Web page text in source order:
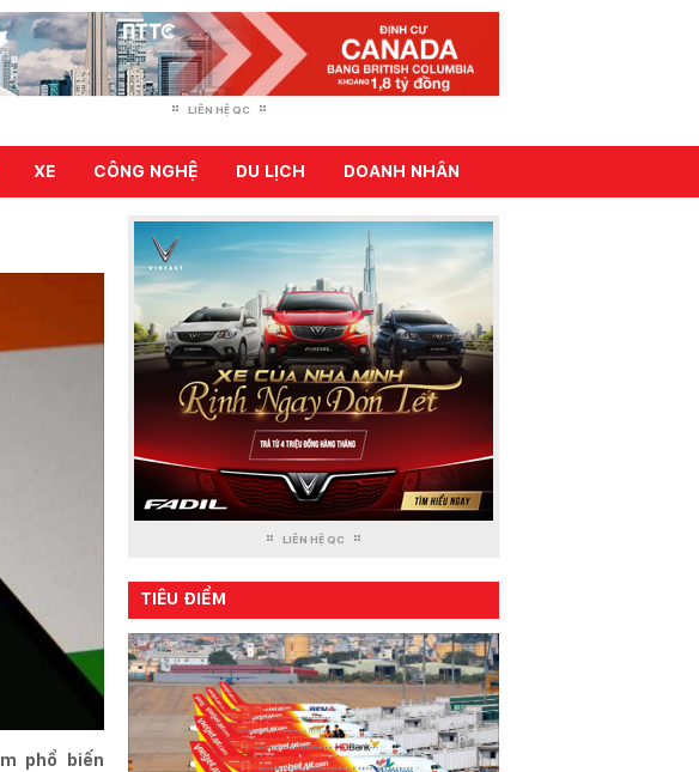
LIÊN HỆ QC
XE CÔNG NGHỆ DU LỊCH DOANH NHÂN
phổ biến
LIÊN HỆ QC
TIÊU ĐIỂM